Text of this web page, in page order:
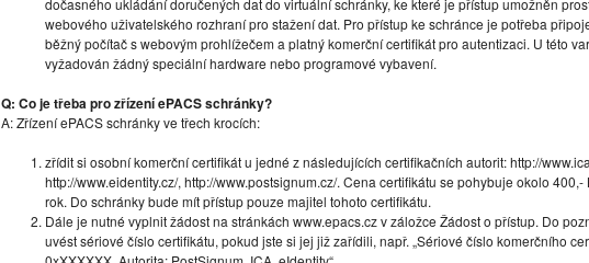
webového uživatelského rozhraní pro stažení dat. Pro přístup ke schránce je potřeba
běžný počítač s webovým prohlížečem a platný komerční certifikát pro autentizaci. U této
vyžadován žádný speciální hardware nebo programové vybavení.
Q: Co je třeba pro zřízení ePACS schránky?
A: Zřízení ePACS schránky ve třech krocích:
zřídit si osobní komerční certifikát u jedné z následujících certifikačních autorit: http://
http://www.eidentity.cz/, http://www.postsignum.cz/. Cena certifikátu se pohybuje okolo 400,-
rok. Do schránky bude mít přístup pouze majitel tohoto certifikátu.
Dále je nutné vyplnit žádost na stránkách www.epacs.cz v záložce Žádost o přístup. Do
uvést sériové číslo certifikátu, pokud jste si jej již zařídili, např. „Sériové číslo komerčního